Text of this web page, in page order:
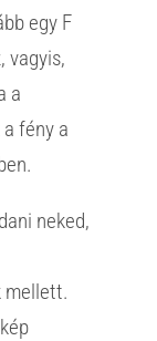
egy F
vagyis,
a
fény a
neked,
mellett.